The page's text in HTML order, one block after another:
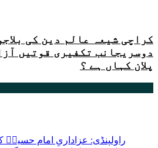
کراچی شیعہ عالم دین کی
دوسریجانب تکفیری قوتیں
پلان کہاں ہے ؟